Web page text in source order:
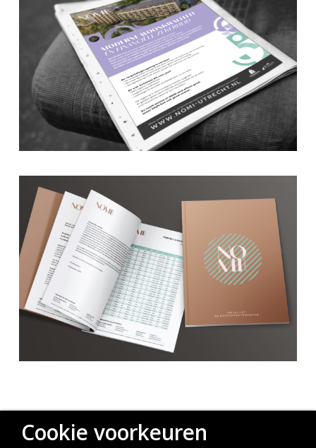
facebook linkedin
Cookie voorkeuren